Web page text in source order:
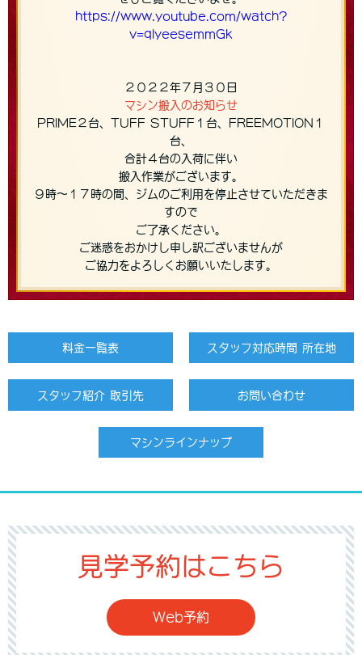
https://www.youtube.com/watch?
v=qIyeesemmGk
２０２２年７月３０日
マシン搬入のお知らせ
PRIME２台、TUFF STUFF１台、FREEMOTION１
台、
合計４台の入荷に伴い
搬入作業がございます。
９時〜１７時の間、ジムのご利用を停止させていただきま
すので
ご了承ください。
ご迷惑をおかけし申し訳ございませんが
ご協力をよろしくお願いいたします。
料金一覧表 スタッフ対応時間 所在地
スタッフ紹介 取引先 お問い合わせ
マシンラインナップ
見学予約はこちら
Web予約